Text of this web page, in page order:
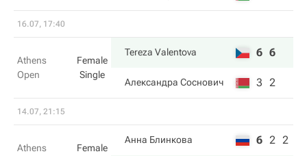
16.07, 17:40
Athens
Open
Female
Single
Tereza Valentova 6 6
Александра Соснович 3 2
14.07, 21:15
Athens
Female
Анна Блинкова 6 2 2